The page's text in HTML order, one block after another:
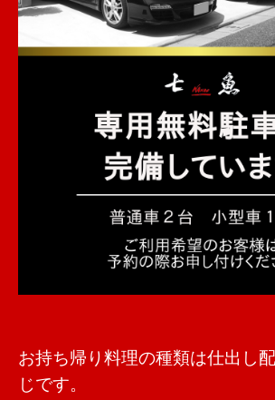
お持ち帰り料理の種類は仕出し
じです。